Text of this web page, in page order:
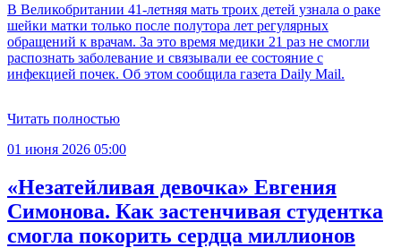
В Великобритании 41-летняя мать троих детей узнала о раке
шейки матки только после полутора лет регулярных
обращений к врачам. За это время медики 21 раз не смогли
распознать заболевание и связывали ее состояние с
инфекцией почек. Об этом сообщила газета Daily Mail.
Читать полностью
01 июня 2026 05:00
«Незатейливая девочка» Евгения
Симонова. Как застенчивая студентка
смогла покорить сердца миллионов